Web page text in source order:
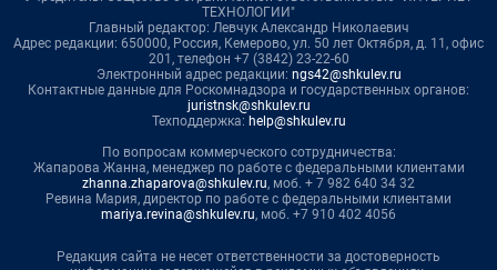
ТЕХНОЛОГИИ"
Главный редактор: Левчук Александр Николаевич
Адрес редакции: 650000, Россия, Кемерово, ул. 50 лет Октября, д. 11, офис
201, телефон +7 (3842) 23-22-60
Электронный адрес редакции: ngs42@shkulev.ru
Контактные данные для Роскомнадзора и государственных органов:
juristnsk@shkulev.ru
Техподдержка: help@shkulev.ru
По вопросам коммерческого сотрудничества:
Жапарова Жанна, менеджер по работе с федеральными клиентами
zhanna.zhaparova@shkulev.ru, моб. + 7 982 640 34 32
Ревина Мария, директор по работе с федеральными клиентами
mariya.revina@shkulev.ru, моб. +7 910 402 4056
Редакция сайта не несет ответственности за достоверность